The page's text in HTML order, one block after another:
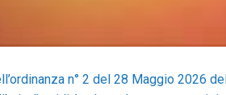
n° 2 del 28 Maggio 2026